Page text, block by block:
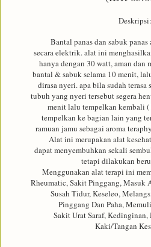
Deskripsi:
Bantal panas dan sabuk
secara elektrik. alat ini
hanya dengan 30 watt, aman dan
bantal & sabuk selama 10 menit,
dirasa nyeri. apa bila sudah terasa
tubuh yang nyeri tersebut segera
menit lalu tempelkan kembali (
tempelkan ke bagian lain yang
ramuan jamu sebagai aroma
Alat ini merupakan alat
dapat menyembuhkan sekali
tetapi dilakukan
Menggunakan alat terapi ini
Rheumatic, Sakit Pinggang, Masuk
Susah Tidur, Keseleo,
Pinggang Dan Paha,
Sakit Urat Saraf,
Kaki/Tangan